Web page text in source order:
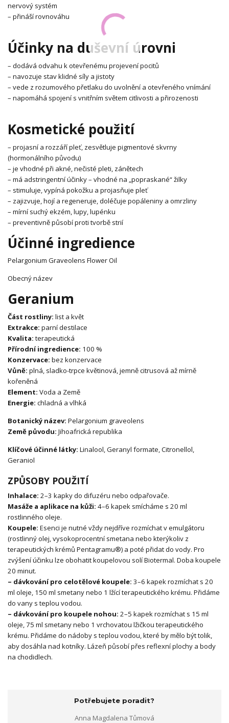
nervový systém
– přináší rovnováhu
Účinky na duševní úrovni
– dodává odvahu k otevřenému projevení pocitů
– navozuje stav klidné síly a jistoty
– vede z rozumového přetlaku do uvolnění a otevřeného vnímání
– napomáhá spojení s vnitřním světem citlivosti a přirozenosti
Kosmetické použití
– projasní a rozzáří pleť, zesvětluje pigmentové skvrny
(hormonálního původu)
– je vhodné při akné, nečisté pleti, zánětech
– má adstringentní účinky – vhodné na „popraskané“ žilky
– stimuluje, vypíná pokožku a projasňuje pleť
– zajizvuje, hojí a regeneruje, doléčuje popáleniny a omrzliny
– mírní suchý ekzém, lupy, lupénku
– preventivně působí proti tvorbě strií
Účinné ingredience
Pelargonium Graveolens Flower Oil
Obecný název
Geranium
Část rostliny: list a květ
Extrakce: parní destilace
Kvalita: terapeutická
Přírodní ingredience: 100 %
Konzervace: bez konzervace
Vůně: plná, sladko-trpce květinová, jemně citrusová až mírně
kořeněná
Element: Voda a Země
Energie: chladná a vlhká
Botanický název: Pelargonium graveolens
Země původu: Jihoafrická republika
Klíčové účinné látky: Linalool, Geranyl formate, Citronellol,
Geraniol
ZPŮSOBY POUŽITÍ
Inhalace: 2–3 kapky do difuzéru nebo odpařovače.
Masáže a aplikace na kůži: 4–6 kapek smícháme s 20 ml
rostlinného oleje.
Koupele: Esenci je nutné vždy nejdříve rozmíchat v emulgátoru
(rostlinný olej, vysokoprocentní smetana nebo kterýkoliv z
terapeutických krémů Pentagramu®) a poté přidat do vody. Pro
zvýšení účinku lze obohatit koupelovou solí Biotermal. Doba koupele
20 minut.
– dávkování pro celotělové koupele: 3–6 kapek rozmíchat s 20
ml oleje, 150 ml smetany nebo 1 lžící terapeutického krému. Přidáme
do vany s teplou vodou.
– dávkování pro koupele nohou: 2–5 kapek rozmíchat s 15 ml
oleje, 75 ml smetany nebo 1 vrchovatou lžičkou terapeutického
krému. Přidáme do nádoby s teplou vodou, které by mělo být tolik,
aby dosáhla nad kotníky. Lázeň působí přes reflexní plochy a body
na chodidlech.
Potřebujete poradit?
Anna Magdalena Tůmová